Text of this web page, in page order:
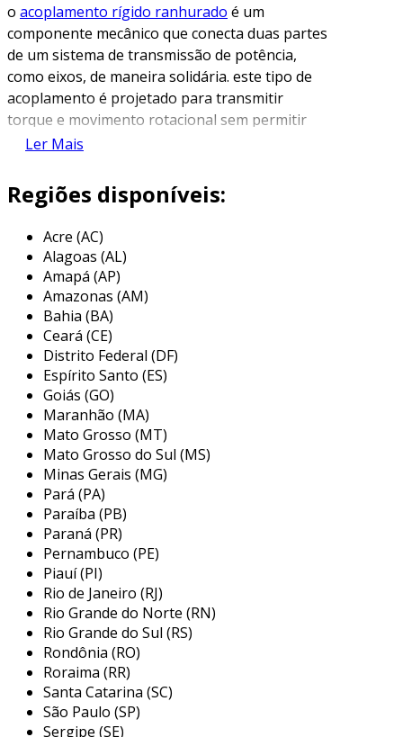
o acoplamento rígido ranhurado é um
componente mecânico que conecta duas partes
de um sistema de transmissão de potência,
como eixos, de maneira solidária. este tipo de
acoplamento é projetado para transmitir
torque e movimento rotacional sem permitir
deslocamentos ou folgas entre as partes
principais atributos desse componente,
favorecendo aplicações onde a precisão e o
alinhamento são essenciais.
a ranhura presente nos acoplamentos rígidos
serve para facilitar a montagem e o
alinhamento, permitindo um encaixe preciso
entre as peças. isso não só melhora a eficiência
da transmissão, mas também reduz o desgaste
prematuro e a necessidade de manutenção
frequente. além disso, sua construção robusta
garante que eles sejam capazes de suportar
altas cargas e impactos, tornando-os uma
escolha comum em ambientes industriais.
principais aplicações do
acoplamento rígido ranhurado
os acoplamentos rígidos ranhurados são
amplamente utilizados em diversas indústrias
devido às suas características de alta
resistência e precisão. eles são particularmente
úteis em sistemas que requerem conexão firme
e estável entre os componentes. entre as
principais aplicações, podemos destacar:
máquinas industriais:
Ler Mais
Regiões disponíveis:
Acre (AC)
Alagoas (AL)
Amapá (AP)
Amazonas (AM)
Bahia (BA)
Ceará (CE)
Distrito Federal (DF)
Espírito Santo (ES)
Goiás (GO)
Maranhão (MA)
Mato Grosso (MT)
Mato Grosso do Sul (MS)
Minas Gerais (MG)
Pará (PA)
Paraíba (PB)
Paraná (PR)
Pernambuco (PE)
Piauí (PI)
Rio de Janeiro (RJ)
Rio Grande do Norte (RN)
Rio Grande do Sul (RS)
Rondônia (RO)
Roraima (RR)
Santa Catarina (SC)
São Paulo (SP)
Sergipe (SE)